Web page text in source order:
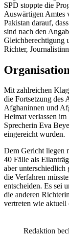
SPD stoppte die
Auswärtigen Amtes
Pakistan darauf,
sind nach den
Gleichberechtigung
Richter,
Mit zahlreichen
die Fortsetzung des
Afghaninnen und
Heimat verlassen im
Sprecherin Eva
eingereicht wurden.
Dem Gericht liegen
40 Fälle als
aber unterschiedlich
die Verfahren
entscheiden. Es sei
die anderen
vertreten wie aktuell
Redaktion